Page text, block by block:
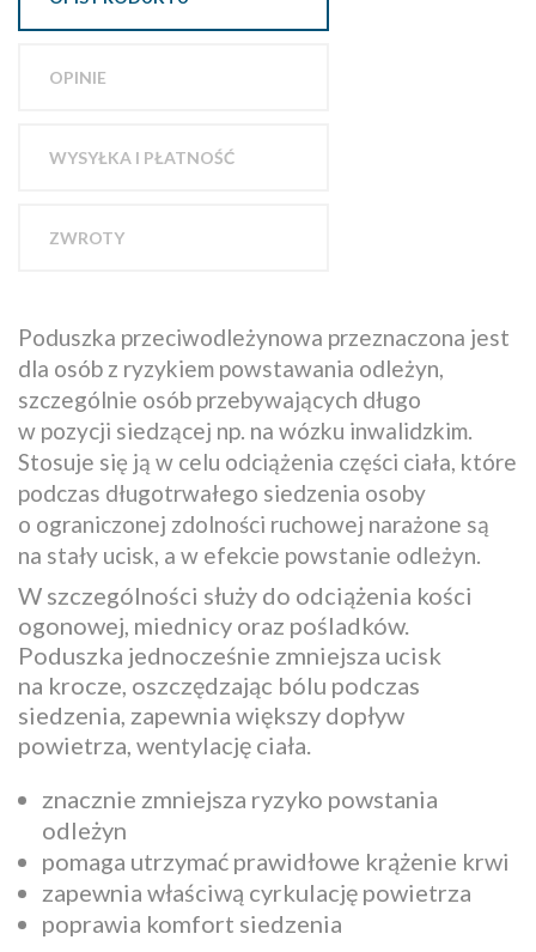
OPINIE
WYSYŁKA I PŁATNOŚĆ
ZWROTY
Poduszka przeciwodleżynowa przeznaczona jest
dla osób z ryzykiem powstawania odleżyn,
szczególnie osób przebywających długo
w pozycji siedzącej np. na wózku inwalidzkim.
Stosuje się ją w celu odciążenia części ciała, które
podczas długotrwałego siedzenia osoby
o ograniczonej zdolności ruchowej narażone są
na stały ucisk, a w efekcie powstanie odleżyn.
W szczególności służy do odciążenia kości
ogonowej, miednicy oraz pośladków.
Poduszka jednocześnie zmniejsza ucisk
na krocze, oszczędzając bólu podczas
siedzenia, zapewnia większy dopływ
powietrza, wentylację ciała.
znacznie zmniejsza ryzyko powstania
odleżyn
pomaga utrzymać prawidłowe krążenie krwi
zapewnia właściwą cyrkulację powietrza
poprawia komfort siedzenia